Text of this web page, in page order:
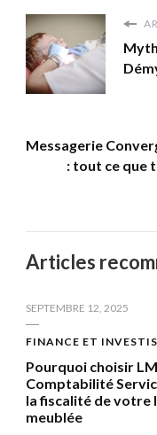
Messagerie
: tout ce que
Articles
SEPTEMBRE 12, 2025
FINANCE ET
Pourquoi choisir
Comptabilité
la fiscalité de votre
meublée